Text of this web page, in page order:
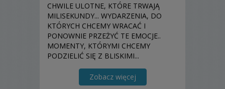
CHWILE ULOTNE, KTÓRE TRWAJĄ
MILISEKUNDY... WYDARZENIA, DO
KTÓRYCH CHCEMY WRACAĆ I
PONOWNIE PRZEŻYĆ TE EMOCJE..
MOMENTY, KTÓRYMI CHCEMY
PODZIELIĆ SIĘ Z BLISKIMI...
TEŻ OFICJALNE SPOTKANIE
RODZINNE... WSZYSTKO TO
Zobacz więcej